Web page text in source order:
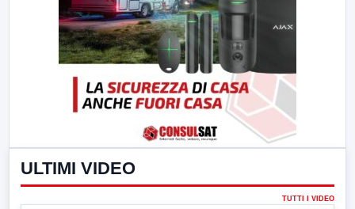
ULTIMI VIDEO
TUTTI I VIDEO